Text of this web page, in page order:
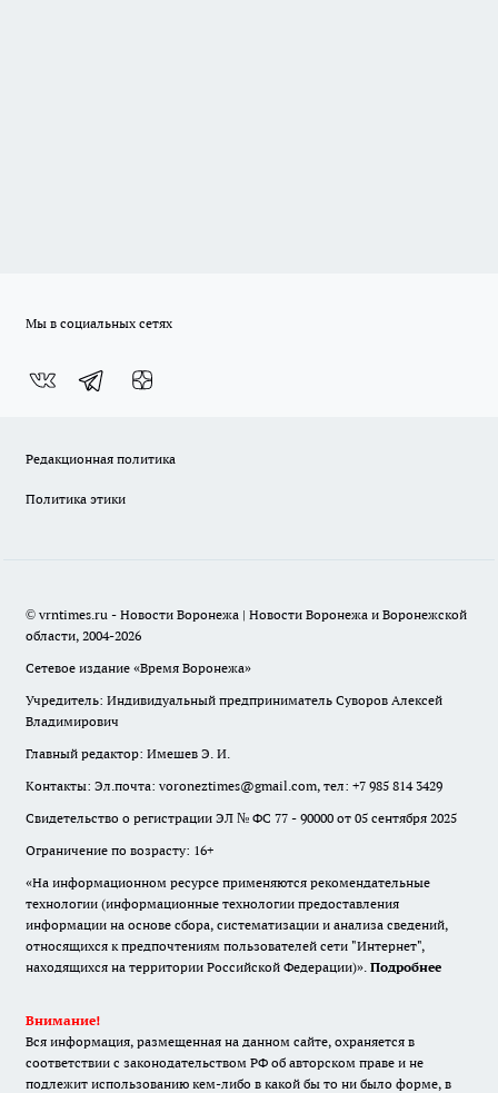
Мы в социальных сетях
Редакционная политика
Политика этики
© vrntimes.ru - Новости Воронежа | Новости Воронежа и Воронежской
области, 2004-2026
Сетевое издание «Время Воронежа»
Учредитель: Индивидуальный предприниматель Суворов Алексей
Владимирович
Главный редактор: Имешев Э. И.
Контакты: Эл.почта: voroneztimes@gmail.com, тел: +7 985 814 3429
Свидетельство о регистрации ЭЛ № ФС 77 - 90000 от 05 сентября 2025
Ограничение по возрасту: 16+
«На информационном ресурсе применяются рекомендательные
технологии (информационные технологии предоставления
информации на основе сбора, систематизации и анализа сведений,
относящихся к предпочтениям пользователей сети "Интернет",
находящихся на территории Российской Федерации)». Подробнее
Внимание!
Вся информация, размещенная на данном сайте, охраняется в
соответствии с законодательством РФ об авторском праве и не
подлежит использованию кем-либо в какой бы то ни было форме, в